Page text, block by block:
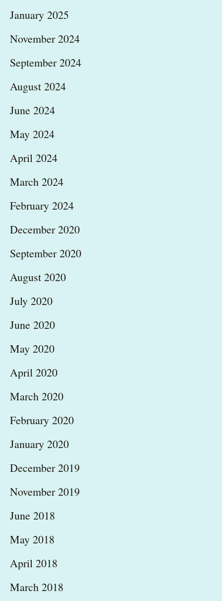
January 2025
November 2024
September 2024
August 2024
June 2024
May 2024
April 2024
March 2024
February 2024
December 2020
September 2020
August 2020
July 2020
June 2020
May 2020
April 2020
March 2020
February 2020
January 2020
December 2019
November 2019
June 2018
May 2018
April 2018
March 2018